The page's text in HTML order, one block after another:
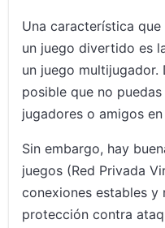
Una característica que
un juego divertido es
un juego multijugador.
posible que no
jugadores o amigos
Sin embargo, hay
juegos (Red Privada
conexiones estables y
protección contra